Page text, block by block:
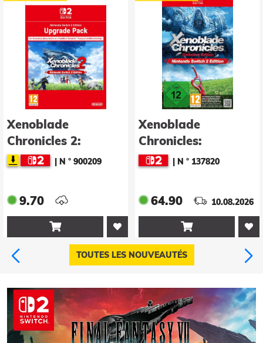
Xenoblade
Chronicles:
Definitive Edition -
| N ° 137820
64.90

Disgaea Mayhem -
Deluxe Edition
(Game-Key Card)
N ° 137605
57.90 10.08.2026

TOUTES LES NOUVEAUTÉS